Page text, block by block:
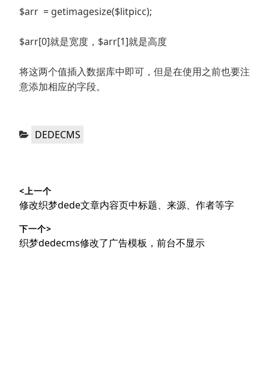
$arr = getimagesize($litpicc);
$arr[0]就是宽度，$arr[1]就是高度
将这两个值插入数据库中即可，但是在使用之前也要注
意添加相应的字段。
分
DEDECMS
章
导
航
<上一个
上
文
章：
修改织梦dede文章内容页中标题、来源、作者等字
下一个>
下
织梦dedecms修改了广告模板，前台不显示